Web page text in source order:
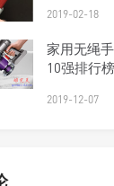
2019-02-18
家用无绳
10强排行榜
2019-12-07